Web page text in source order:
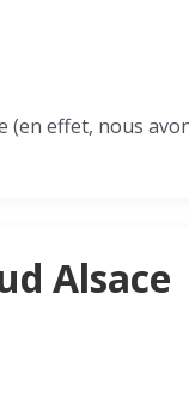
effet, nous
Alsace